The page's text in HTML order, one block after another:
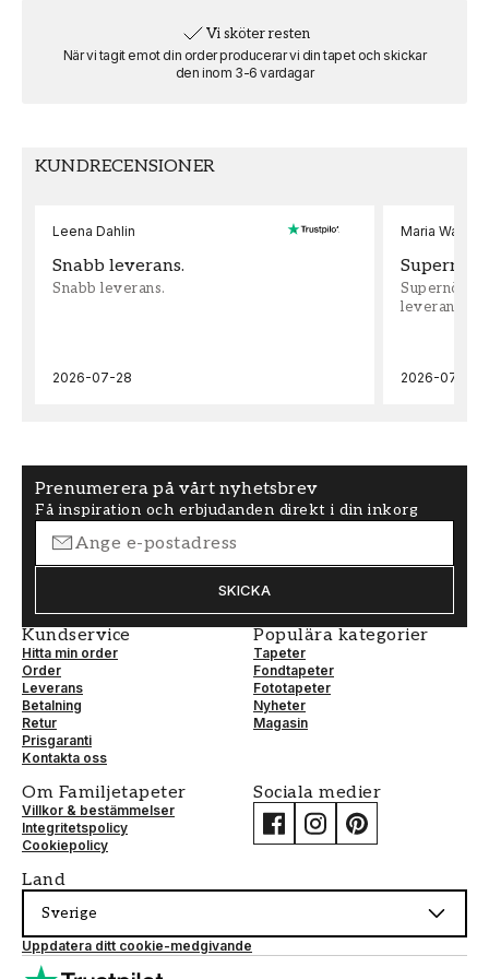
FT0802-76580325
RUM
Kök
Vi sköter resten
När vi tagit emot din order producerar vi din tapet och skickar
den inom 3-6 vardagar
KUNDRECENSIONER
Leena Dahlin
Snabb leverans.
Snabb leverans.
2026-07-28
Maria
leveran,
2026-07-22
Prenumerera på vårt nyhetsbrev
Få inspiration och erbjudanden direkt i din inkorg
SKICKA
Kundservice
Hitta min order
Order
Leverans
Betalning
Retur
Prisgaranti
Kontakta oss
Populära kategorier
Tapeter
Fondtapeter
Fototapeter
Nyheter
Magasin
Om Familjetapeter
Villkor & bestämmelser
Integritetspolicy
Cookiepolicy
Sociala medier
Land
Sverige
Uppdatera ditt cookie-medgivande